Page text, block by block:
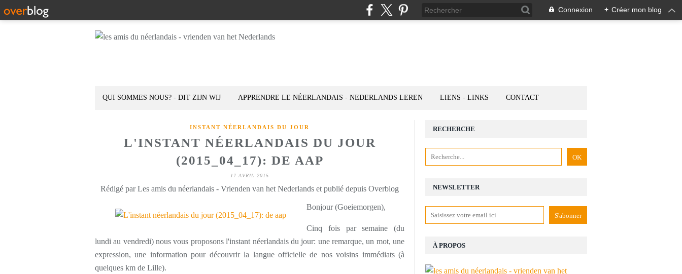
Connexion + Créer mon blog
QUI SOMMES NOUS? - DIT ZIJN WIJ APPRENDRE LE NÉERLANDAIS - NEDERLANDS LEREN LIENS - LINKS CONTACT
INSTANT NÉERLANDAIS DU JOUR
L'INSTANT NÉERLANDAIS DU JOUR
(2015_04_17): DE AAP
17 AVRIL 2015
Rédigé par Les amis du néerlandais - Vrienden van het Nederlands et publié depuis Overblog
Bonjour (Goeiemorgen),
Cinq fois par semaine (du
lundi au vendredi) nous vous proposons l'instant néerlandais du jour: une remarque, un mot, une
expression, une information pour découvrir la langue officielle de nos voisins immédiats (à
quelques km de Lille).
NEWSLETTER
RECHERCHE
À PROPOS